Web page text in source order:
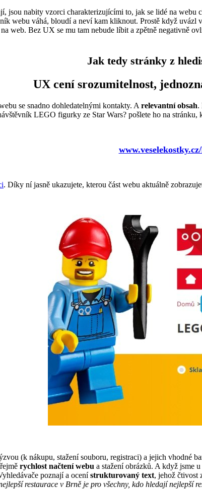
jsou nabity vzorci charakterizujícími to, jak se lidé na
webu váhá, bloudí a neví kam kliknout. Prostě když uvázl
web. Bez UX se mu tam nebude líbit a zpětně negativně
Jak tedy stránky z
UX cení srozumitelnost,
se snadno dohledatelnými kontakty. A relevantní obsah.
LEGO figurky ze Star Wars? pošlete ho na stránku,
. Díky ní jasně ukazujete, kterou část webu aktuálně
(k nákupu, stažení souboru, registraci) a jejich vhodné
rychlost načtení webu a stažení obrázků. A když jsme
poznají a ocenístrukturovaný text, jehož čtivost
restaurace v Brně je pro všechny, kdo hledají nejlepší